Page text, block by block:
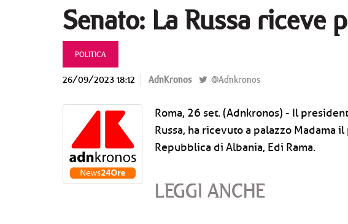
Senato: La Russa riceve
POLITICA
26/09/2023 18:12 AdnKronos @Adnkronos
Roma, 26 set. (Adnkronos) - Il
Russa, ha ricevuto a palazzo Madama
Repubblica di Albania, Edi Rama.
LEGGI ANCHE